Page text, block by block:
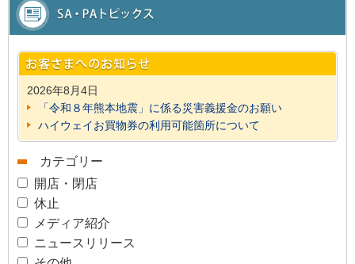
2026年8月4日
「令和８年熊本地震」に係る災害義援金のお願い
ハイウェイお買物券の利用可能箇所について
カテゴリー
開店・閉店
休止
メディア紹介
ニュースリリース